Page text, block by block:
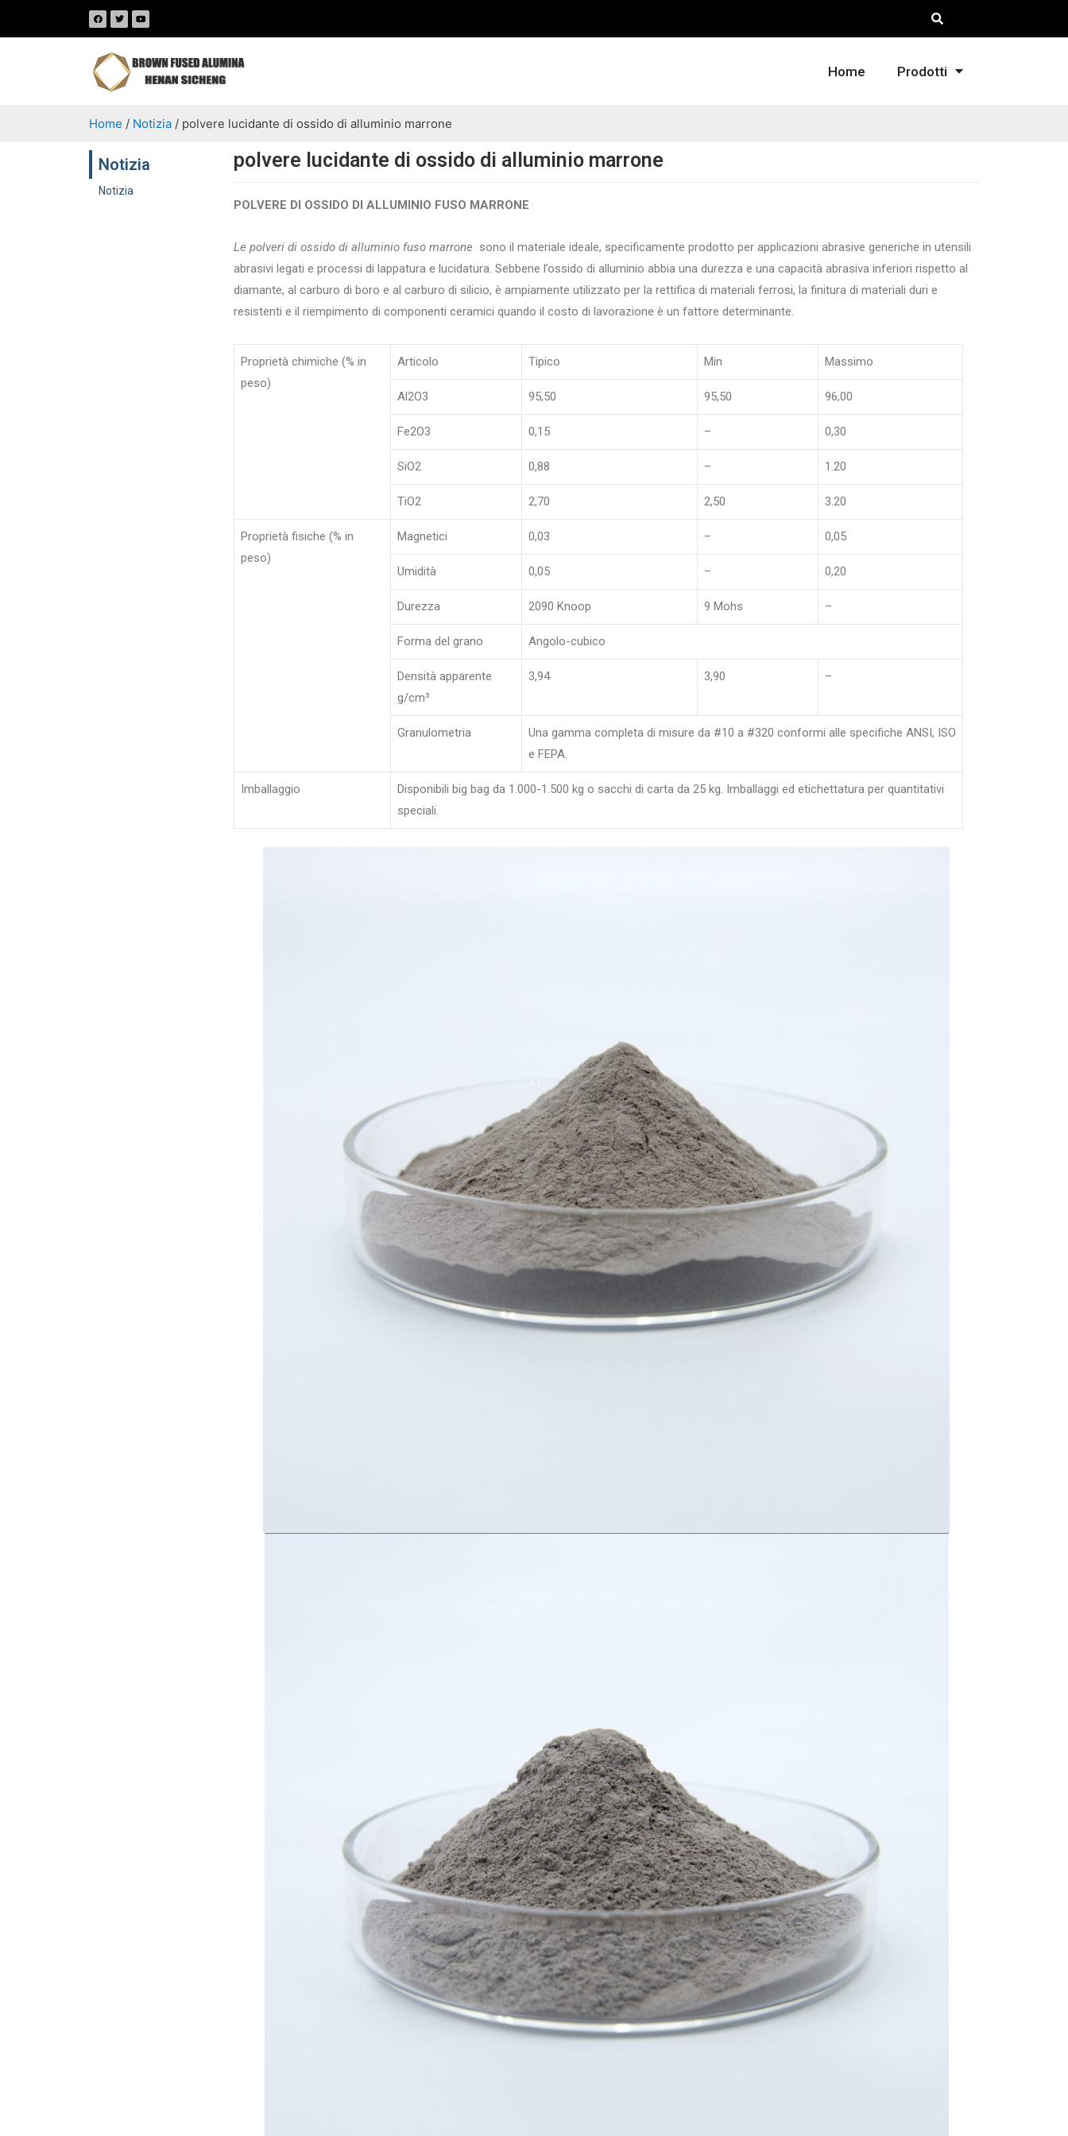
Home Prodotti
Home / Notizia / polvere lucidante di ossido di alluminio marrone
Notizia
Notizia
polvere lucidante di ossido di alluminio marrone
POLVERE DI OSSIDO DI ALLUMINIO FUSO MARRONE
Le polveri di ossido di alluminio fuso marrone sono il materiale ideale, specificamente prodotto per applicazioni abrasive generiche in utensili
abrasivi legati e processi di lappatura e lucidatura. Sebbene l’ossido di alluminio abbia una durezza e una capacità abrasiva inferiori rispetto al
diamante, al carburo di boro e al carburo di silicio, è ampiamente utilizzato per la rettifica di materiali ferrosi, la finitura di materiali duri e
resistenti e il riempimento di componenti ceramici quando il costo di lavorazione è un fattore determinante.
Proprietà chimiche (% in
peso)
Articolo Tipico Min Massimo
Al2O3 95,50 95,50 96,00
Fe2O3 0,15 – 0,30
SiO2 0,88 – 1.20
TiO2 2,70 2,50 3.20
Proprietà fisiche (% in
peso)
Magnetici 0,03 – 0,05
Umidità 0,05 – 0,20
Durezza 2090 Knoop 9 Mohs –
Forma del grano Angolo-cubico
Densità apparente
g/cm³
3,94 3,90 –
Granulometria
Una gamma completa di misure da #10 a #320 conformi alle specifiche ANSI, ISO
e FEPA.
Imballaggio
Disponibili big bag da 1.000-1.500 kg o sacchi di carta da 25 kg. Imballaggi ed etichettatura per quantitativi
speciali.